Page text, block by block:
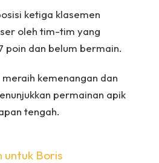
ketiga klasemen
oleh tim-tim yang
poin dan belum bermain.
kemenangan dan
permainan apik
tengah.
untuk Boris